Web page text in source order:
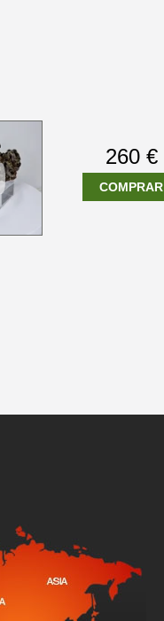
260 €
COMPRAR